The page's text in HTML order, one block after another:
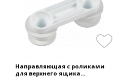
Направляющая с роликами
для верхнего ящика...